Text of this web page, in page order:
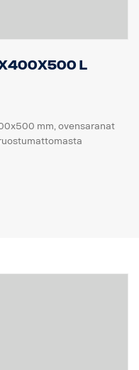
L
mm, ovensaranat